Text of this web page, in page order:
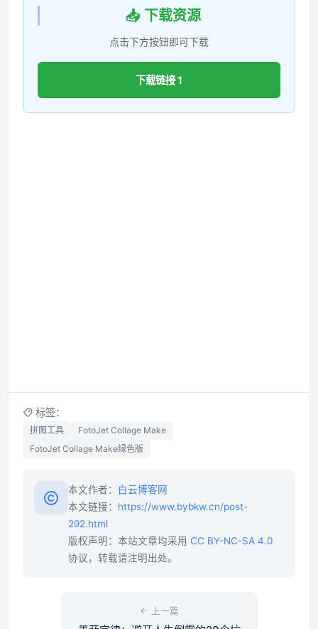
📥 下载资源
点击下方按钮即可下载
下载链接 1
标签：
拼图工具
FotoJet Collage Make
FotoJet Collage Make绿色版
本文作者：
白云博客网
本文链接： https://www.bybkw.cn/post-
292.html
版权声明：本站文章均采用 CC BY-NC-SA 4.0
协议，转载请注明出处。
上一篇